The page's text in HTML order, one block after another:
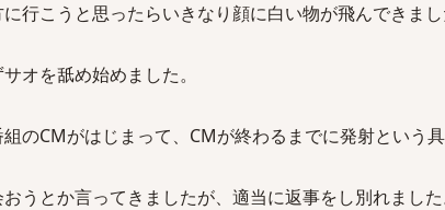
行こうと思ったらいきなり顔に白い物が飛んできまし
オを舐め始めました。
のCMがはじまって、CMが終わるまでに発射という具
うとか言ってきましたが、適当に返事をし別れました